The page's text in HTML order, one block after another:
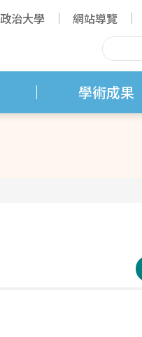
政治大學 網站導覽
學術成果